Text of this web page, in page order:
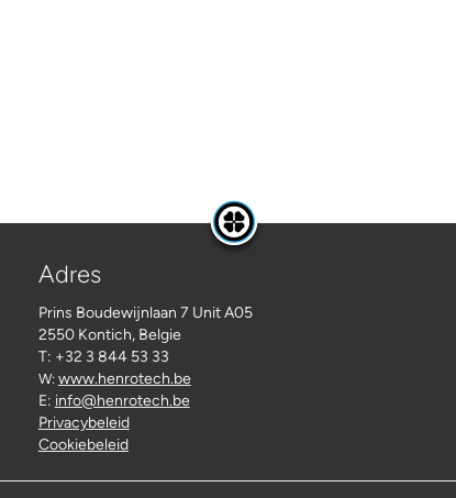
Adres
Prins Boudewijnlaan 7 Unit A05
2550 Kontich, Belgie
T: +32 3 844 53 33
W: www.henrotech.be
E: info@henrotech.be
Privacybeleid
Cookiebeleid